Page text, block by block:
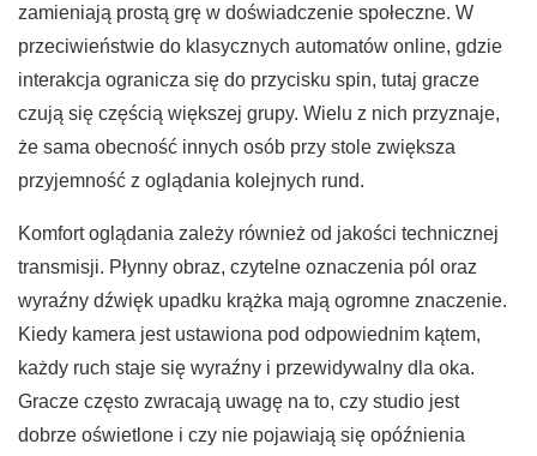
zamieniają prostą grę w doświadczenie społeczne. W
przeciwieństwie do klasycznych automatów online, gdzie
interakcja ogranicza się do przycisku spin, tutaj gracze
czują się częścią większej grupy. Wielu z nich przyznaje,
że sama obecność innych osób przy stole zwiększa
przyjemność z oglądania kolejnych rund.
Komfort oglądania zależy również od jakości technicznej
transmisji. Płynny obraz, czytelne oznaczenia pól oraz
wyraźny dźwięk upadku krążka mają ogromne znaczenie.
Kiedy kamera jest ustawiona pod odpowiednim kątem,
każdy ruch staje się wyraźny i przewidywalny dla oka.
Gracze często zwracają uwagę na to, czy studio jest
dobrze oświetlone i czy nie pojawiają się opóźnienia